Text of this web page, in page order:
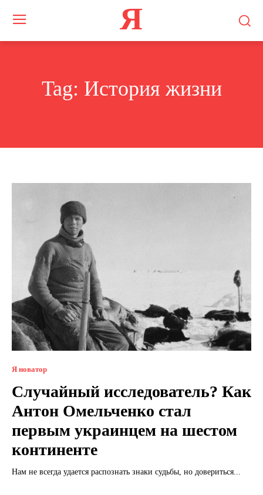
Я
Tag: История жизни
Я новатор
Случайный исследователь? Как
Антон Омельченко стал
первым украинцем на шестом
континенте
Нам не всегда удается распознать знаки судьбы, но довериться...